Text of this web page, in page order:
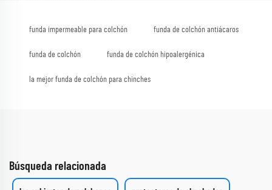
funda impermeable para colchón funda de colchón antiácaros
funda de colchón funda de colchón hipoalergénica
la mejor funda de colchón para chinches
Búsqueda relacionada